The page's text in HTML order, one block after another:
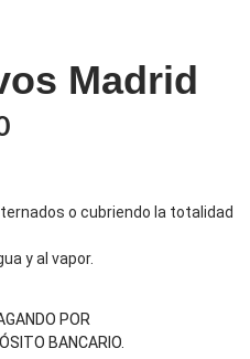
Madrid
o cubriendo la totalidad
y al vapor.
POR
BANCARIO.